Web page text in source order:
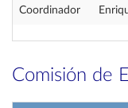
Coordinador
Comisión de